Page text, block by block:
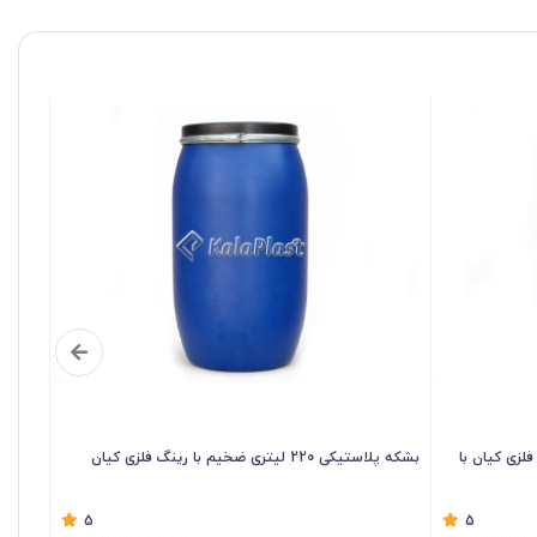
رینگ فلزی کیان با
5
بشکه پلاستیکی 220 لیتری ضخیم با رینگ فلزی کیان
5